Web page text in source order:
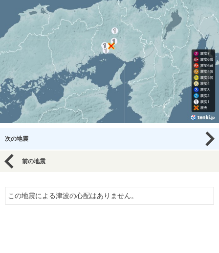
次の地震
前の地震
この地震による津波の心配はありません。